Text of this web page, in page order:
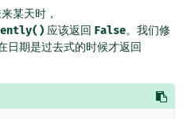
某天时，
应该返回 False。我们修
日期是过去式的时候才返回